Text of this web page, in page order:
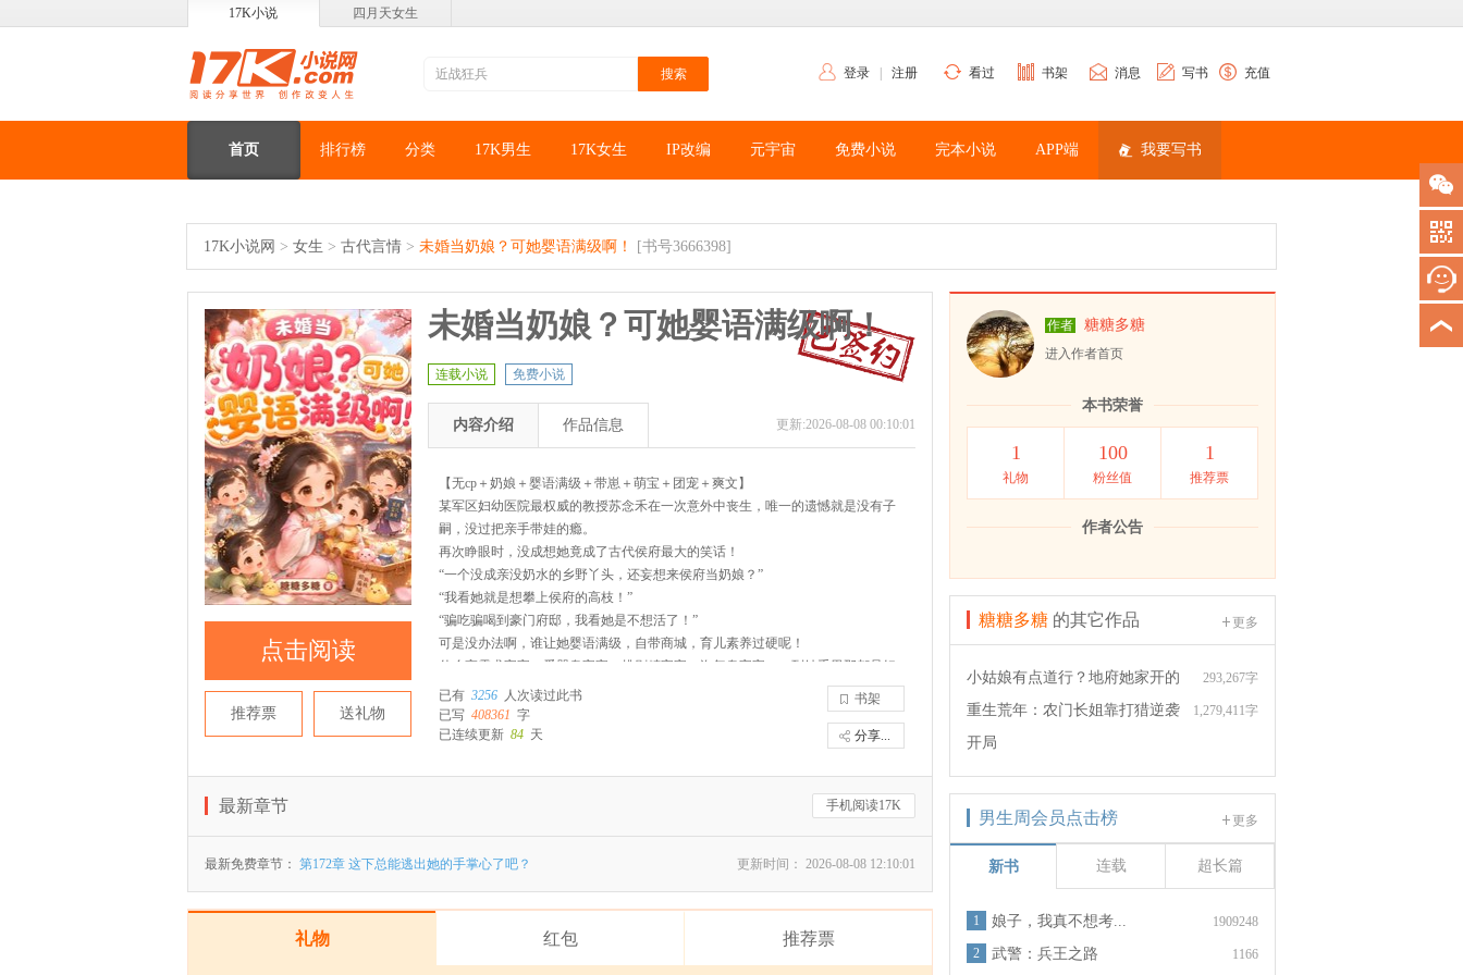
17K小说 四月天女生
登录 注册 看过 书架 消息 写书 充值
首页 排行榜 分类 17K男生 17K女生 IP改编 元宇宙 免费小说 完本小说 APP端 我要写书
17K小说网 > 女生 > 古代言情 > 未婚当奶娘？可她婴语满级啊！ [书号3666398]
点击阅读
推荐票 送礼物
未婚当奶娘？可她婴语满级啊！
连载小说 免费小说
更新:2026-08-08 00:10:01
内容介绍 作品信息
【无cp＋奶娘＋婴语满级＋带崽＋萌宝＋团宠＋爽文】
某军区妇幼医院最权威的教授苏念禾在一次意外中丧生，唯一的遗憾就是没有子
嗣，没过把亲手带娃的瘾。
再次睁眼时，没成想她竟成了古代侯府最大的笑话！
“一个没成亲没奶水的乡野丫头，还妄想来侯府当奶娘？”
“我看她就是想攀上侯府的高枝！”
“骗吃骗喝到豪门府邸，我看她是不想活了！”
可是没办法啊，谁让她婴语满级，自带商城，育儿素养过硬呢！
什么高需求宝宝、爱哭鬼宝宝、挑剔精宝宝、淘气鬼宝宝……到她手里那都是好
吃好睡的大乖宝！
侯府笑话？不存在！
她简直就是整个京城的天选奶娘！
无奈送来的孩子太多了，苏念禾又不得已开起了托管班、幼儿园……
书架
分享...
已有 3256 人次读过此书
已写 408361 字
已连续更新 84 天
手机阅读17K
最新章节
更新时间： 2026-08-08 12:10:01
最新免费章节： 第172章 这下总能逃出她的手掌心了吧？
礼物 红包 推荐票
作者 糖糖多糖
进入作者首页
本书荣誉
1
礼物
100
粉丝值
1
推荐票
作者公告
更多
糖糖多糖 的其它作品
293,267字
小姑娘有点道行？地府她家开的
1,279,411字
重生荒年：农门长姐靠打猎逆袭
开局
更多
男生周会员点击榜
新书 连载 超长篇
1909248
1 娘子，我真不想考...
1166
2 武警：兵王之路